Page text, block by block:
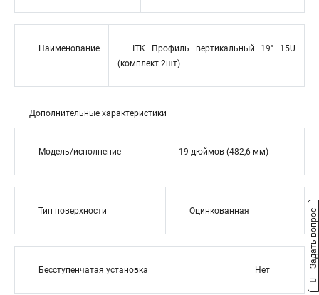
Наименование
ITK Профиль вертикальный 19" 15U
(комплект 2шт)
Дополнительные характеристики
Модель/исполнение 19 дюймов (482,6 мм)
Тип поверхности Оцинкованная
Бесступенчатая установка Нет Задать вопрос